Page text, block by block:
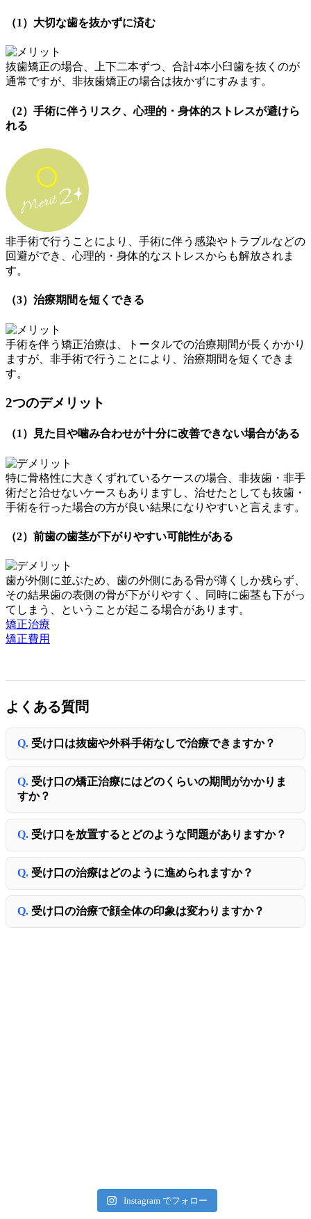
（1）大切な歯を抜かずに済む
抜歯矯正の場合、上下二本ずつ、合計4本小臼歯を抜くのが
通常ですが、非抜歯矯正の場合は抜かずにすみます。
（2）手術に伴うリスク、心理的・身体的ストレスが避けら
れる
非手術で行うことにより、手術に伴う感染やトラブルなどの
回避ができ、心理的・身体的なストレスからも解放されま
す。
（3）治療期間を短くできる
手術を伴う矯正治療は、トータルでの治療期間が長くかかり
ますが、非手術で行うことにより、治療期間を短くできま
す。
2つのデメリット
（1）見た目や噛み合わせが十分に改善できない場合がある
特に骨格性に大きくずれているケースの場合、非抜歯・非手
術だと治せないケースもありますし、治せたとしても抜歯・
手術を行った場合の方が良い結果になりやすいと言えます。
（2）前歯の歯茎が下がりやすい可能性がある
歯が外側に並ぶため、歯の外側にある骨が薄くしか残らず、
その結果歯の表側の骨が下がりやすく、同時に歯茎も下がっ
てしまう、ということが起こる場合があります。
矯正治療
矯正費用
よくある質問
受け口は抜歯や外科手術なしで治療できますか？
受け口の矯正治療にはどのくらいの期間がかかりま
すか？
受け口を放置するとどのような問題がありますか？
受け口の治療はどのように進められますか？
受け口の治療で顔全体の印象は変わりますか？
Instagram でフォロー